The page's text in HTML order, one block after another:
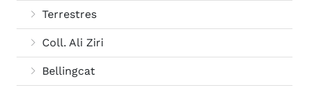
Terrestres
Coll. Ali Ziri
Bellingcat